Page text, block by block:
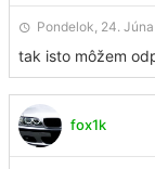
Pondelok, 24.
tak isto môžem
fox1k